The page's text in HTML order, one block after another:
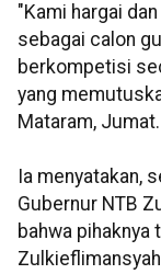
"Kami hargai
sebagai calon
berkompetisi
yang
Mataram, Jumat.
Ia menyatakan,
Gubernur NTB
bahwa pihaknya